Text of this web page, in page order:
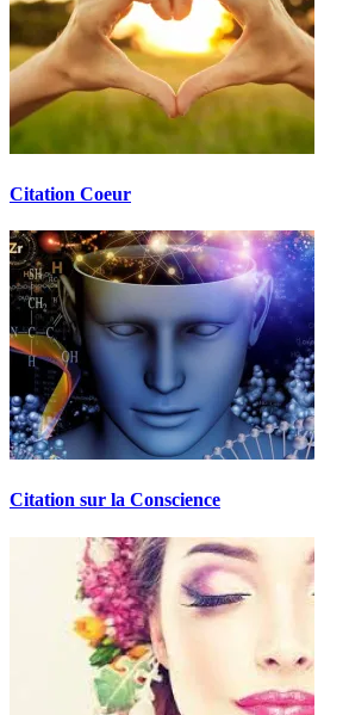
Citation Coeur
Citation sur la Conscience